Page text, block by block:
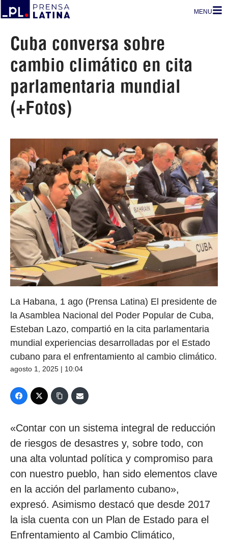
MENU
Cuba conversa sobre
cambio climático en cita
parlamentaria mundial
(+Fotos)
La Habana, 1 ago (Prensa Latina) El presidente de
la Asamblea Nacional del Poder Popular de Cuba,
Esteban Lazo, compartió en la cita parlamentaria
mundial experiencias desarrolladas por el Estado
cubano para el enfrentamiento al cambio climático.
agosto 1, 2025 | 10:04
«Contar con un sistema integral de reducción
de riesgos de desastres y, sobre todo, con
una alta voluntad política y compromiso para
con nuestro pueblo, han sido elementos clave
en la acción del parlamento cubano»,
expresó. Asimismo destacó que desde 2017
la isla cuenta con un Plan de Estado para el
Enfrentamiento al Cambio Climático,